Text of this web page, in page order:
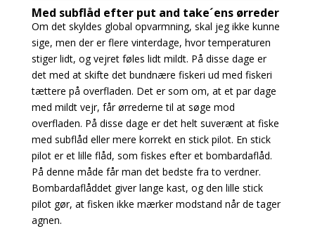
Med subflåd efter put and take´ens ørreder
Om det skyldes global opvarmning, skal jeg ikke kunne
sige, men der er flere vinterdage, hvor temperaturen
stiger lidt, og vejret føles lidt mildt. På disse dage er
det med at skifte det bundnære fiskeri ud med fiskeri
tættere på overfladen. Det er som om, at et par dage
med mildt vejr, får ørrederne til at søge mod
overfladen. På disse dage er det helt suverænt at fiske
med subflåd eller mere korrekt en stick pilot. En stick
pilot er et lille flåd, som fiskes efter et bombardaflåd.
På denne måde får man det bedste fra to verdner.
Bombardaflåddet giver lange kast, og den lille stick
pilot gør, at fisken ikke mærker modstand når de tager
agnen.